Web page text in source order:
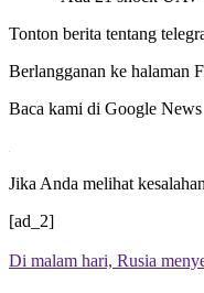
Tonton berita tentang
Berlangganan ke halaman
Baca kami di Google News
Jika Anda melihat
[ad_2]
Di malam hari, Rusia